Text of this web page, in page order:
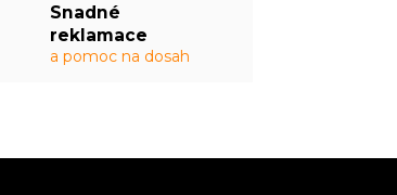
Snadné
reklamace
a pomoc na dosah